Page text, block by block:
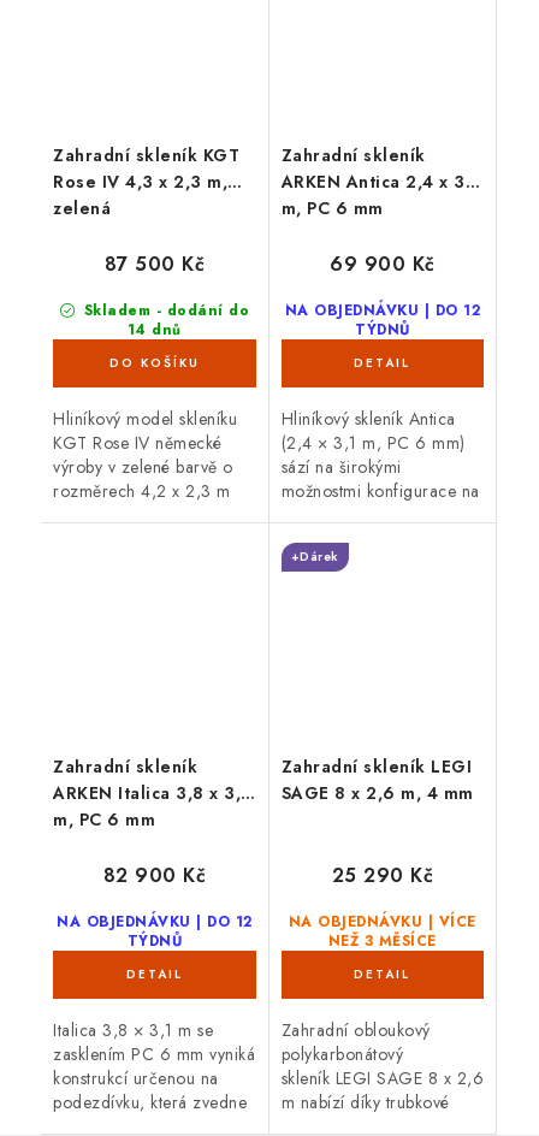
Zahradní skleník KGT
Rose IV 4,3 x 2,3 m,
zelená
Skladem - dodání do
14 dnů
87 500 Kč
Hliníkový model skleníku
KGT Rose IV německé
výroby v zelené barvě o
rozměrech 4,2 x 2,3 m
Zahradní skleník
ARKEN Antica 2,4 x 3,1
m, PC 6 mm
NA OBJEDNÁVKU | DO 12
TÝDNŮ
69 900 Kč
Hliníkový skleník Antica
(2,4 × 3,1 m, PC 6 mm)
sází na širokými
možnostmi konfigurace na
prvotřídní zpracování,
posuvné dveře výška 185
Zahradní skleník
ARKEN Italica 3,8 x 3,1
m, PC 6 mm
NA OBJEDNÁVKU | DO 12
TÝDNŮ
82 900 Kč
Italica 3,8 × 3,1 m se
zasklením PC 6 mm vyniká
konstrukcí určenou na
podezdívku, která zvedne
Zahradní skleník LEGI
SAGE 8 x 2,6 m, 4 mm
+Dárek
NA OBJEDNÁVKU | VÍCE
NEŽ 3 MĚSÍCE
25 290 Kč
Zahradní obloukový
polykarbonátový
skleník LEGI SAGE 8 x 2,6
m nabízí díky trubkové